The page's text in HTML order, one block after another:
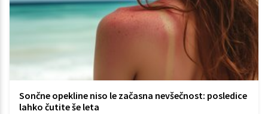
Sončne opekline niso le začasna nevšečnost: posledice
lahko čutite še leta